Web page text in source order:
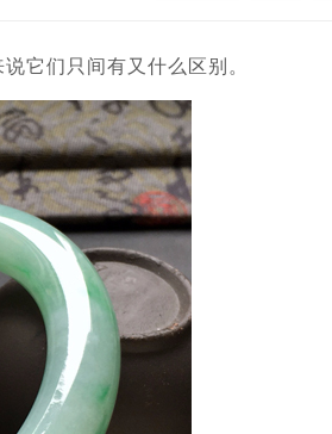
它们只间有又什么区别。